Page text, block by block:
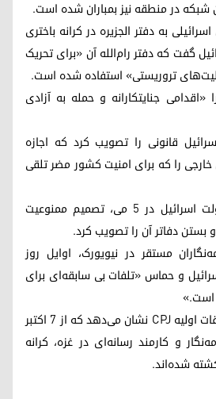
در منطقه نیز بمباران شده است.
به دفتر الجزیره در کرانه باختری
گفت که دفتر رام‌الله آن «برای تحریک
تروریستی» استفاده شده است.
«اقدامی جنایتکارانه و حمله به آزادی
قانونی را تصویب کرد که اجازه
را که برای امنیت کشور مضر تلقی
بر اساس این قانون، دولت اسرائیل در 5 می، تصمیم ممنوعیت
بستن دفاتر آن را تصویب کرد.
مستقر در نیویورک، اوایل روز
و حماس «تلفات بی سابقه‌ای برای
است.»
این کمیته گفت که تحقیقات اولیه CPJ نشان می‌دهد که از 7 اکتبر
137 روزنامه‌نگار و کارمند رسانه‌ای در غزه، کرانه
شده‌اند.